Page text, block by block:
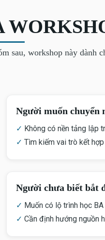
Người muốn chuyển
✓ Không có nền tảng lập
✓ Tìm kiếm vai trò kết
Người chưa biết bắt
✓ Muốn có lộ trình học
✓ Cần định hướng nguồn
sau, workshop này dành